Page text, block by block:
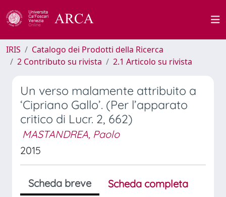
IRIS
Catalogo dei Prodotti della Ricerca
2 Contributo su rivista
2.1 Articolo su rivista
Un verso malamente attribuito a
‘Cipriano Gallo’. (Per l’apparato
critico di Lucr. 2, 662)
MASTANDREA, Paolo
2015
Scheda breve
Scheda completa